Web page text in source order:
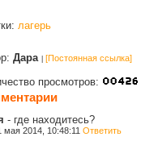
лагерь
Дара [Постоянная ссылка]
просмотров:
- где находитесь?
мая 2014, 10:48:11 Ответить